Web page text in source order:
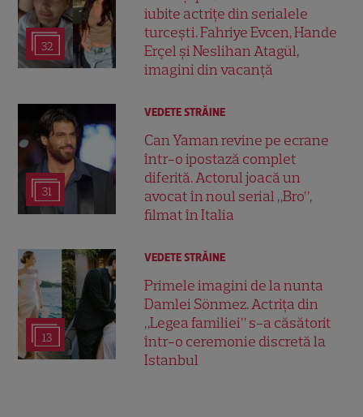
32
iubite actrițe din serialele
turcești. Fahriye Evcen, Hande
Erçel și Neslihan Atagül,
imagini din vacanță
31
VEDETE STRĂINE
Can Yaman revine pe ecrane
într-o ipostază complet
diferită. Actorul joacă un
avocat în noul serial „Bro”,
filmat în Italia
13
VEDETE STRĂINE
Primele imagini de la nunta
Damlei Sönmez. Actrița din
„Legea familiei” s-a căsătorit
într-o ceremonie discretă la
Istanbul